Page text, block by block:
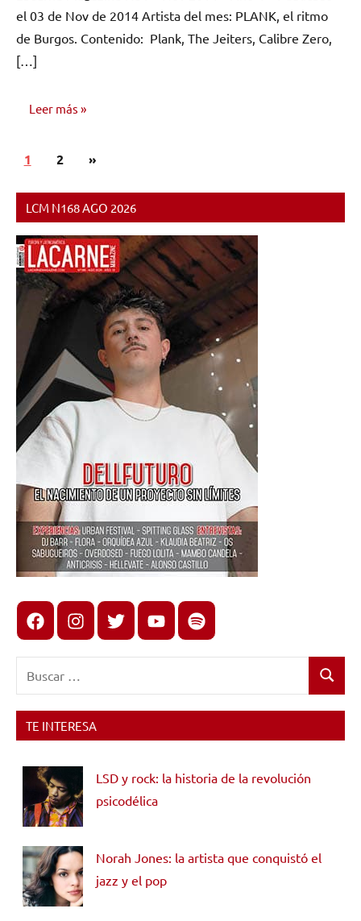
el 03 de Nov de 2014 Artista del mes: PLANK, el ritmo
de Burgos. Contenido: Plank, The Jeiters, Calibre Zero,
[…]
Leer más
NÚMEROS
Paginación
entradas
1 2
Siguientes
»
LCM N168 AGO 2026
FacebookInstagram
X youtubespotify
Buscar
TE INTERESA
LSD y rock: la historia de la revolución
psicodélica
Norah Jones: la artista que conquistó el
jazz y el pop